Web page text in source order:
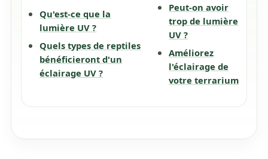
Qu'est-ce que la
lumière UV ?
Quels types de reptiles
bénéficieront d'un
éclairage UV ?
Peut-on avoir
trop de lumière
UV ?
Améliorez
l'éclairage de
votre terrarium